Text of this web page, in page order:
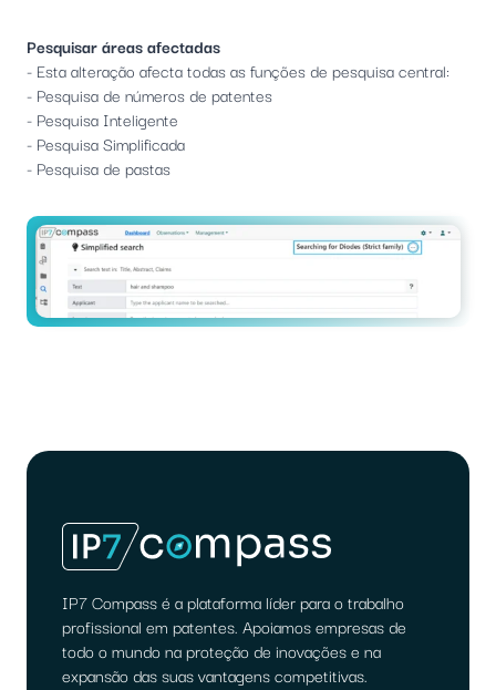
Pesquisar áreas afectadas
- Esta alteração afecta todas as funções de pesquisa central:
- Pesquisa de números de patentes
- Pesquisa Inteligente
- Pesquisa Simplificada
- Pesquisa de pastas
IP7 Compass é a plataforma líder para o trabalho
profissional em patentes. Apoiamos empresas de
todo o mundo na proteção de inovações e na
expansão das suas vantagens competitivas.